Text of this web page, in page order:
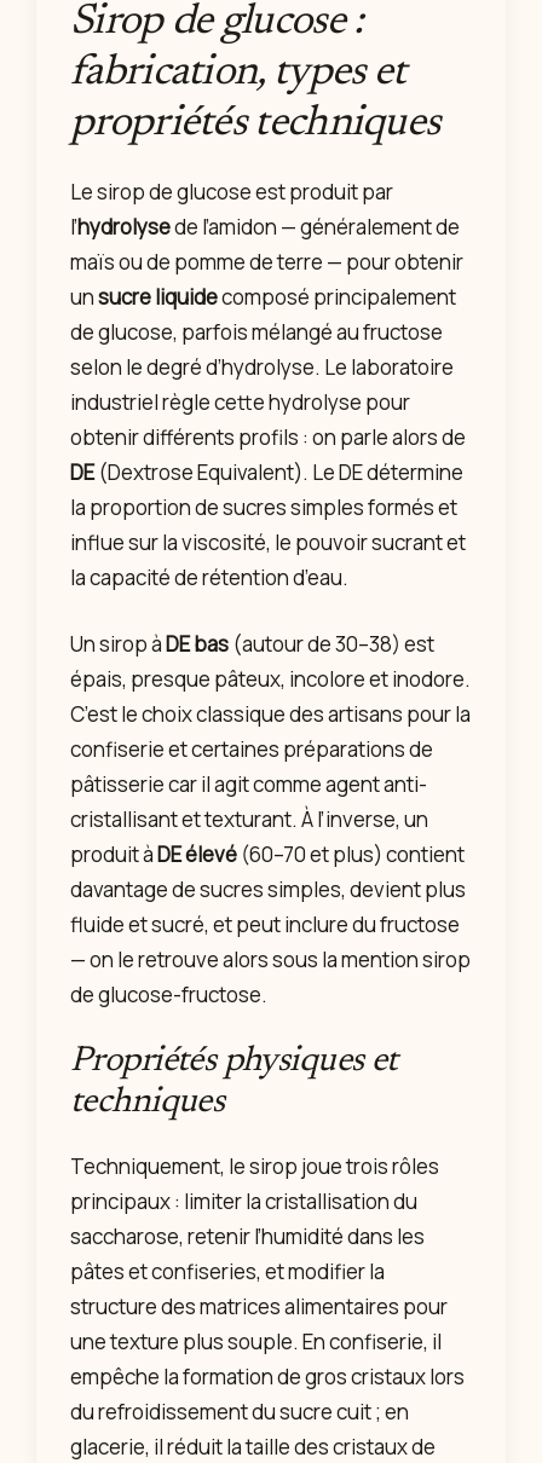
Sirop de glucose :
fabrication, types et
propriétés techniques
Le sirop de glucose est produit par
l’hydrolysede l’amidon — généralement de
maïs ou de pomme de terre — pour obtenir
unsucre liquidecomposé principalement
de glucose, parfois mélangé au fructose
selon le degré d’hydrolyse. Le laboratoire
industriel règle cette hydrolyse pour
obtenir différents profils : on parle alors de
DE(Dextrose Equivalent). Le DE détermine
la proportion de sucres simples formés et
influe sur la viscosité, le pouvoir sucrant et
la capacité de rétention d’eau.
Un sirop àDE bas (autour de 30–38) est
épais, presque pâteux, incolore et inodore.
C’est le choix classique des artisans pour la
confiserie et certaines préparations de
pâtisserie car il agit comme agent anti-
cristallisant et texturant. À l’inverse, un
produit àDE élevé (60–70 et plus) contient
davantage de sucres simples, devient plus
fluide et sucré, et peut inclure du fructose
— on le retrouve alors sous la mention sirop
de glucose-fructose.
Propriétés physiques et
techniques
Techniquement, le sirop joue trois rôles
principaux : limiter la cristallisation du
saccharose, retenir l’humidité dans les
pâtes et confiseries, et modifier la
structure des matrices alimentaires pour
une texture plus souple. En confiserie, il
empêche la formation de gros cristaux lors
du refroidissement du sucre cuit ; en
glacerie, il réduit la taille des cristaux de